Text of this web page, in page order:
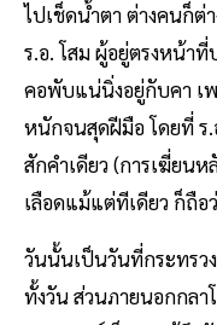
ไปเช็ดน้ำตา ต่างคนก็
ร.อ. โสม ผู้อยู่ตรงหน้า
คอพับแน่นิ่งอยู่กับคา เพ
หนักจนสุดฝีมือ โดยที่ ร
สักคำเดียว (การเฆี่ยน
เลือดแม้แต่ทีเดียว ก็ถือ
วันนั้นเป็นวันที่กระทรว
ทั้งวัน ส่วนภายนอกกล